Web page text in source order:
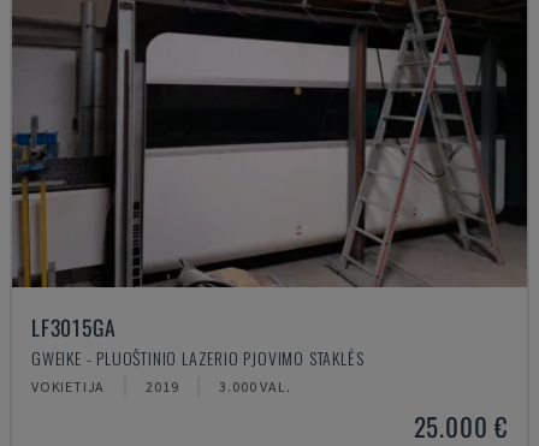
LF3015GA
GWEIKE - PLUOŠTINIO LAZERIO PJOVIMO STAKLĖS
VOKIETIJA 2019 3.000 VAL.
25.000 €